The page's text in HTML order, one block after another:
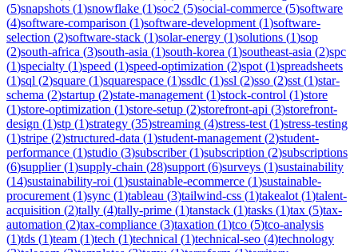
(5)snapshots (1)snowflake (1)soc2 (5)social-commerce (5)software
(4)software-comparison (1)software-development (1)software-
selection (2)software-stack (1)solar-energy (1)solutions (1)sop
(2)south-africa (3)south-asia (1)south-korea (1)southeast-asia (2)spc
(1)specialty (1)speed (1)speed-optimization (2)spot (1)spreadsheets
(1)sql (2)square (1)squarespace (1)ssdlc (1)ssl (2)sso (2)sst (1)star-
schema (2)startup (2)state-management (1)stock-control (1)store
(1)store-optimization (1)store-setup (2)storefront-api (3)storefront-
design (1)stp (1)strategy (35)streaming (4)stress-test (1)stress-testing
(1)stripe (2)structured-data (1)student-management (2)student-
performance (1)studio (3)subscriber(1)subscription (2)subscriptions
(6)supplier(1)supply-chain (28)support (6)surveys (1)sustainability
(14)sustainability-roi (1)sustainable-ecommerce (1)sustainable-
procurement (1)sync (1)tableau (3)tailwind-css (1)takealot (1)talent-
acquisition (2)tally (4)tally-prime (1)tanstack (1)tasks (1)tax (5)tax-
automation (2)tax-compliance (3)taxation (1)tco (5)tco-analysis
(1)tds (1)team (1)tech (1)technical (1)technical-seo (4)technology